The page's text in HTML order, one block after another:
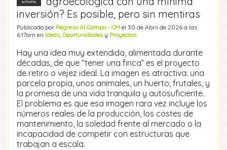
ACTIVISTA
inversión? Es posible, pero sin mentiras
Publicado por Regreso Al Campo - CM el 30 de Abril de 2026 a las
6:17am en Ideas, Oportunidadesy Proyectos
Hay una idea muy extendida, alimentada durante
décadas, de que “tener una finca” es el proyecto
de retiro o vejez ideal. La imagen es atractiva: una
parcela propia, unos animales, un huerto, frutales, y
la promesa de una vida tranquila y autosuficiente.
El problema es que esa imagen rara vez incluye los
números reales de la producción, los costes de
mantenimiento, la soledad frente al mercado o la
incapacidad de competir con estructuras que
trabajan a escala.